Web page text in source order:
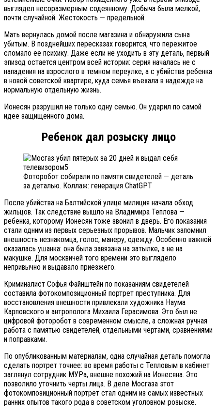
выглядел несоразмерным содеянному. Добыча была мелкой,
почти случайной. Жестокость — предельной.
Мать вернулась домой после магазина и обнаружила сына
убитым. В позднейших пересказах говорится, что пережитое
сломало ее психику. Даже если не уходить в эту деталь, первый
эпизод остается центром всей истории: серия началась не с
нападения на взрослого в темном переулке, а с убийства ребенка
в новой советской квартире, куда семья въехала в надежде на
нормальную отдельную жизнь.
Ионесян разрушил не только одну семью. Он ударил по самой
идее защищенного дома.
Ребенок дал розыску лицо
Фоторобот собирали по памяти свидетелей — деталь
за деталью. Коллаж: генерация ChatGPT
После убийства на Балтийской улице милиция начала обход
жильцов. Так следствие вышло на Владимира Теплова —
ребенка, которому Ионесян тоже звонил в дверь. Его показания
стали одним из первых серьезных прорывов. Мальчик запомнил
внешность незнакомца, голос, манеру, одежду. Особенно важной
оказалась ушанка: она была завязана на затылке, а не на
макушке. Для москвичей того времени это выглядело
непривычно и выдавало приезжего.
Криминалист Софья Файнштейн по показаниям свидетелей
составила фотокомпозиционный портрет преступника. Для
восстановления внешности привлекали художника Наума
Карповского и антрополога Михаила Герасимова. Это был не
цифровой фоторобот в современном смысле, а сложная ручная
работа с памятью свидетелей, отдельными чертами, сравнениями
и поправками.
По опубликованным материалам, одна случайная деталь помогла
сделать портрет точнее: во время работы с Тепловым в кабинет
заглянул сотрудник МУРа, внешне похожий на Ионесяна. Это
позволило уточнить черты лица. В деле Мосгаза этот
фотокомпозиционный портрет стал одним из самых известных
ранних опытов такого рода в советском уголовном розыске.